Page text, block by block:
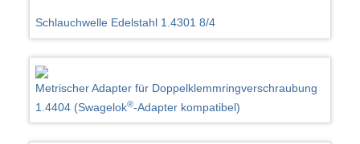
Schlauchwelle Edelstahl 1.4301 8/4
Metrischer Adapter für Doppelklemmringverschraubung
1.4404 (Swagelok®-Adapter kompatibel)